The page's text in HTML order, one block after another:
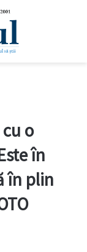
o
în
în plin